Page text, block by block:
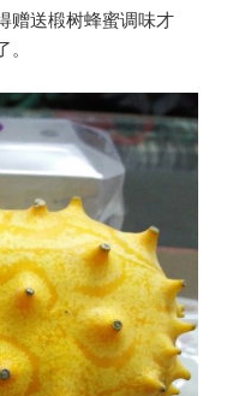
赠送椴树蜂蜜调味才